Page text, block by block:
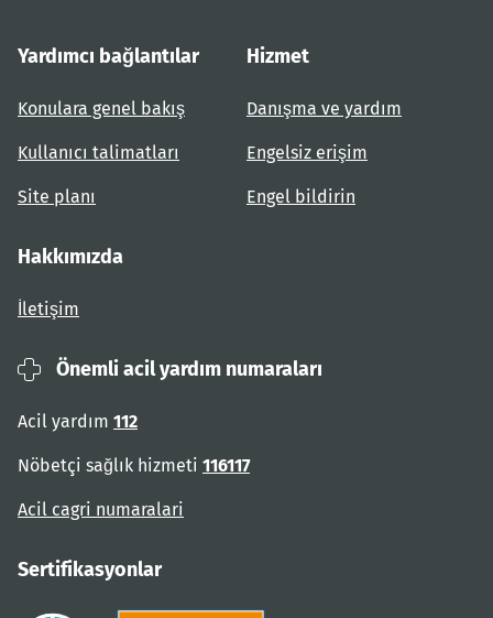
Yardımcı bağlantılar
Konulara genel bakış
Kullanıcı talimatları
Site planı
Hizmet
Danışma ve yardım
Engelsiz erişim
Engel bildirin
Hakkımızda
İletişim
Önemli acil yardım numaraları
Acil yardım 112
Nöbetçi sağlık hizmeti 116117
Acil cagri numaralari
Sertifikasyonlar